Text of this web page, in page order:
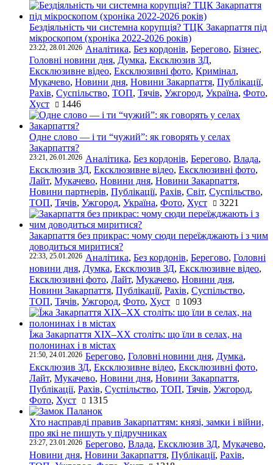
Бездіяльність чи системна корупція? ТЦК Закарпаття під
мікроскопом (хроніка 2022-2026 років)
23:22, 28.01.2026 Аналітика, Без кордонів, Берегово, Бізнес,
Головні новини дня, Думка, Ексклюзив ЗД,
Ексклюзивне відео, Ексклюзивні фото, Кримінал,
Мукачево, Новини дня, Новини Закарпаття, Публікації,
Рахів, Суспільство, ТОП, Тячів, Ужгород, Україна, Фото,
Хуст
1446
Одне слово — і ти “чужий”: як говорять у селах
Закарпаття?
23:21, 26.01.2026 Аналітика, Без кордонів, Берегово, Влада,
Ексклюзив ЗД, Ексклюзивне відео, Ексклюзивні фото,
Лайт, Мукачево, Новини дня, Новини Закарпаття,
Новини партнерів, Публікації, Рахів, Світ, Суспільство,
ТОП, Тячів, Ужгород, Україна, Фото, Хуст 3221
Закарпаття без прикрас: чому сюди переїжджають і з чим
доводиться миритися?
22:33, 25.01.2026 Аналітика, Без кордонів, Берегово, Головні
новини дня, Думка, Ексклюзив ЗД, Ексклюзивне відео,
Ексклюзивні фото, Лайт, Мукачево, Новини дня,
Новини Закарпаття, Публікації, Рахів, Суспільство,
ТОП, Тячів, Ужгород, Фото, Хуст 1093
Їжа Закарпаття ХІХ–ХХ століть: що їли в селах, на
полонинах і в містах
21:50, 24.01.2026 Берегово, Головні новини дня, Думка,
Ексклюзив ЗД, Ексклюзивне відео, Ексклюзивні фото,
Лайт, Мукачево, Новини дня, Новини Закарпаття,
Публікації, Рахів, Суспільство, ТОП, Тячів, Ужгород,
Фото, Хуст 1315
Хто насправді правив Закарпаттям: князі, замки і війни,
про які не пишуть у підручниках
23:27, 23.01.2026 Берегово, Влада, Ексклюзив ЗД, Мукачево,
Новини дня, Новини Закарпаття, Публікації, Рахів,